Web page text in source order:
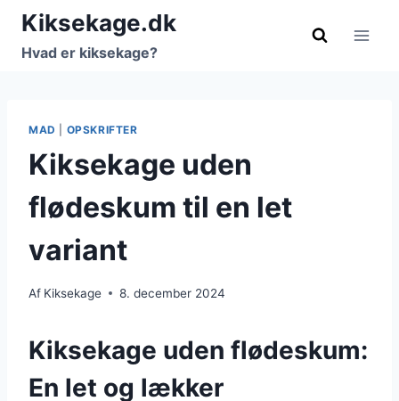
Fortsæt
indhold
Kiksekage.dk
Hvad er kiksekage?
MAD OPSKRIFTER
Kiksekage uden
flødeskum til en let
variant
Af Kiksekage 8. december 2024
Kiksekage uden flødeskum:
En let og lækker